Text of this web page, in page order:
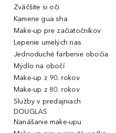
Zväčšite si oči
Kamene gua sha
Make-up pre začiatočníkov
Lepenie umelých rias
Jednoduché farbenie obočia
Mýdlo na obočí
Make-up z 90. rokov
Make-up z 80. rokov
Služby v predajniach
DOUGLAS
Nanášanie make-upu